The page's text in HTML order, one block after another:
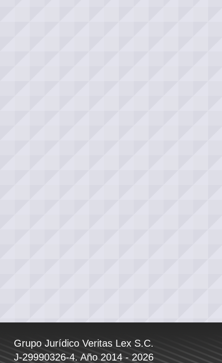
Grupo Jurídico Veritas Lex S.C.
J-29990326-4. Año 2014 - 2026